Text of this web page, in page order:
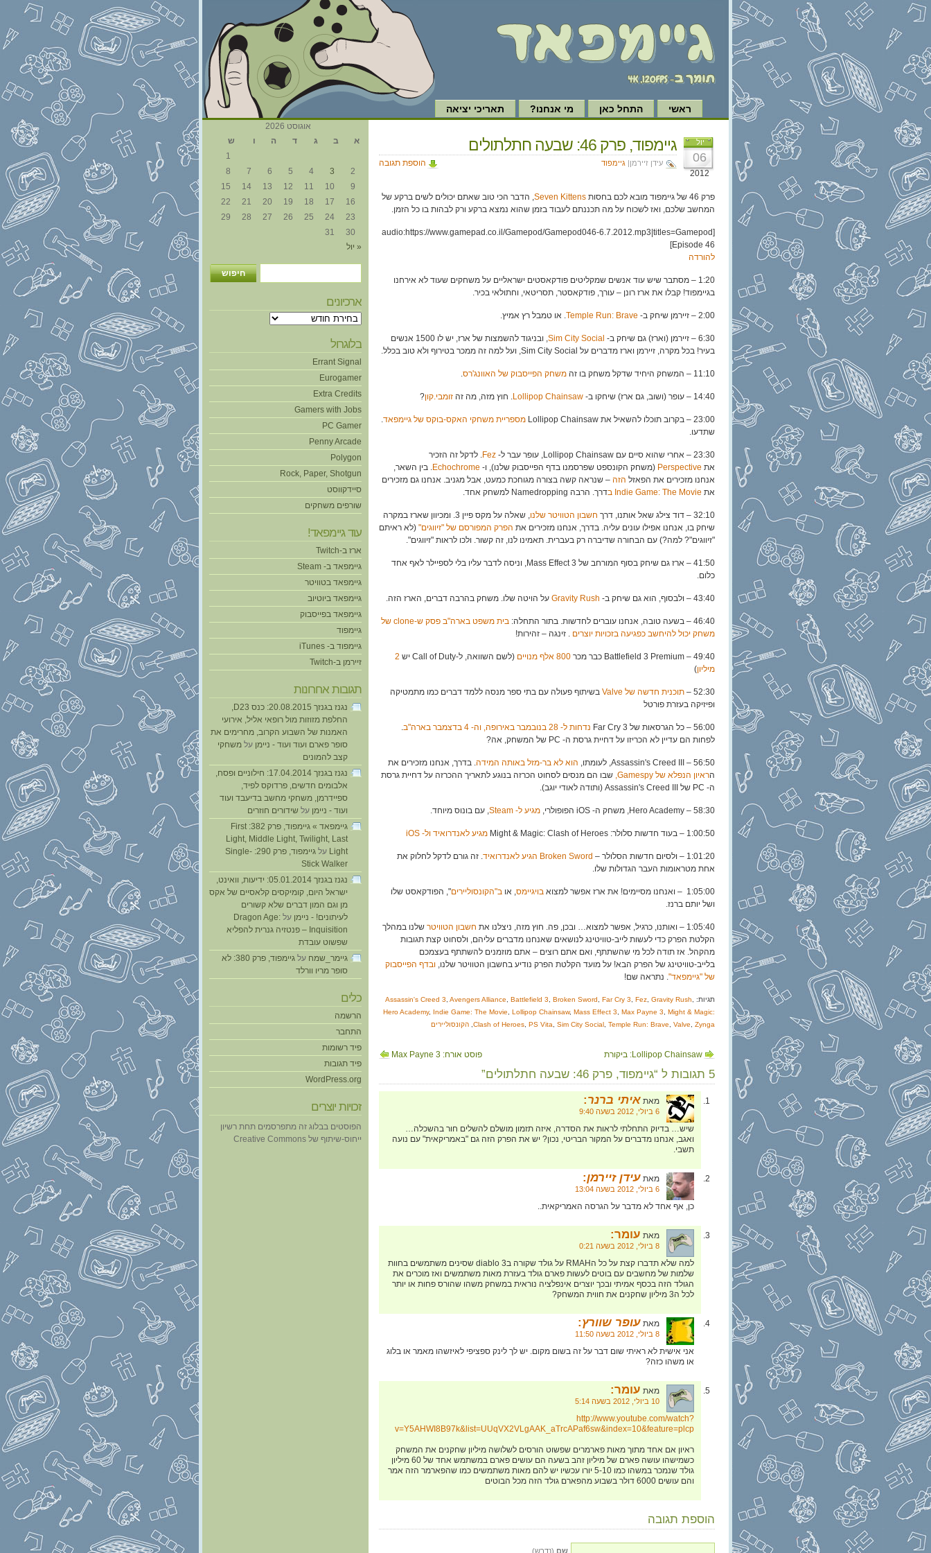
ראשי התחל כאן מי אנחנו? תאריכי יציאה
יול
06
2012
גיימפוד, פרק 46: שבעה חתלתולים
עידן זיירמן| גיימפוד הוספת תגובה
פרק 46 של גיימפוד מובא לכם בחסות Seven Kittens, הדבר הכי טוב שאתם יכולים לשים ברקע של
המחשב שלכם, ואז לשכוח על מה תכננתם לעבוד בזמן שהוא נמצא ברקע ורק לבהות בו כל הזמן.
[audio:https://www.gamepad.co.il/Gamepod/Gamepod046-6.7.2012.mp3|titles=Gamepod
Episode 46]
להורדה
1:20 – מסתבר שיש עוד אנשים שמקליטים פודקאסטים ישראליים על משחקים שעוד לא אירחנו
בגיימפוד! קבלו את ארז רונן – עורך, פודקאסטר, תסריטאי, וחתולאי בכיר.
2:00 – זיירמן שיחק ב- Temple Run: Brave. או טמבל רץ אמיץ.
6:30 – זיירמן (וארז) גם שיחק ב- Sim City Social
, ובניגוד להשמצות של ארז, יש לו 1500 אנשים
בעיר! בכל מקרה, זיירמן וארז מדברים על Sim City Social, ועל למה זה ממכר בטירוף ולא טוב בכלל.
11:10 – המשחק היחיד שדקל משחק בו זה משחק הפייסבוק של האוונג'רס.
14:40 – עופר (ושוב, גם ארז) שיחקו ב- . חוץ מזה, מה זה זומבי.קון?
23:00 – בקרוב תוכלו להשאיל את Lollipop Chainsaw מספריית משחקי האקס-בוקס של גיימפאד.
שתדעו.
23:30 – אחרי שהוא סיים עם Lollipop Chainsaw, עופר עבר ל- Fez. לדקל זה הזכיר
את Perspective (משחק הקונספט שפרסמנו בדף הפייסבוק שלנו), ו- Echochrome. בין השאר,
אנחנו מזכירים את הפאזל הזה – שנראה קשה בצורה מגוחכת כמעט, אבל מגניב. אנחנו גם מזכירים
את
דרך. הרבה Namedropping למשחק אחד.
32:10 – דוד צילג שאל אותנו, דרך חשבון הטוויטר שלנו
, שאלה על מקס פיין 3. ומכיוון שארז במקרה
שיחק בו, אנחנו אפילו עונים עליה. בדרך, אנחנו מזכירים את הפרק המפורסם של "זיווגים" (לא ראיתם
"זיווגים"? למה?) עם הבחורה שדיברה רק בעברית. תאמינו לנו, זה קשור. ולכו לראות "זיווגים".
41:50 – ארז גם שיחק בסוף המורחב של Mass Effect 3, וניסה לדבר עליו בלי לספיילר לאף אחד
כלום.
43:40 – ולבסוף, הוא גם שיחק ב- Gravity Rush על הויטה שלו. משחק בהרבה דברים, הארז הזה.
46:40 – בשעה טובה, אנחנו עוברים לחדשות. בתור התחלה:
בית משפט בארה"ב פסק ש-clone של
משחק יכול להיחשב כפגיעה בזכויות יוצרים . זינגה – זהירות!
49:40 – Battlefield 3 Premium כבר מכר 800 אלף מנויים (לשם השוואה, ל-Call of Duty יש
2
מיליון)
52:30 – תוכנית חדשה של Valve
בשיתוף פעולה עם בתי ספר מנסה ללמד דברים כמו מתמטיקה
ופיזיקה בעזרת פורטל
56:00 – כל הגרסאות של Far Cry 3 נדחות ל- 28 בנובמבר באירופה, וה- 4 בדצמבר בארה"ב
.
לפחות הם עדיין לא הכריזו על דחיית גרסת ה- PC של המשחק, אה?
56:50 – Assassin's Creed III, לעומתו, הוא לא בר-מזל באותה המידה. בדרך, אנחנו מזכירים את
הראיון הנפלא של Gamespy,
שבו הם מנסים לסחוט הכרזה בנוגע לתאריך ההכרזה על דחיית גרסת
ה- PC של Assassin's Creed III (ותודה לאודי יוגב).
58:30 – Hero Academy, משחק ה- iOS הפופולרי, מגיע ל- Steam , עם בונוס מיוחד.
1:00:50 – בעוד חדשות סלולר: Might & Magic: Clash of Heroes מגיע לאנדרואיד ול- iOS
1:01:20 – ולסיום חדשות הסלולר –
. זה גורם לדקל לחלוק את
אחת מטראומות העבר הגדולות שלו.
1:05:00 – ואנחנו מסיימים! את ארז אפשר למצוא בויגיימס, או ב"הקונסוליירים", הפודקאסט שלו
ושל יותם ברנז.
1:05:40 – ואותנו, כרגיל, אפשר למצוא… ובכן, פה. חוץ מזה, ניצלנו את חשבון הטוויטר שלנו במהלך
הקלטת הפרק כדי לעשות לייב-טוויטינג לנושאים שאנחנו מדברים עליהם, ולסחוט קצת תגובות
מהקהל. אז תודה לכל מי שהשתתף, ואם אתם רוצים – אתם מוזמנים להשתתף בעצמכם
בלייב-טוויטינג של הפרק הבא! על מועד הקלטת הפרק נודיע בחשבון הטוויטר שלנו, ובדף הפייסבוק
של "גיימפאד". נתראה שם!
תגיות: Assassin's Creed 3 Avengers Alliance Battlefield 3 Broken Sword Far Cry 3 Fez Gravity Rush
Hero Academy, Indie Game: The Movie Lollipop Chainsaw, Mass Effect 3 Max Payne 3
Might & Magic:
Clash of Heroes PS Vita Sim City Social Temple Run: Brave Valve Zynga הקונסוליירים
Lollipop Chainsaw: ביקורת פוסט אורח: Max Payne 3
5 תגובות ל “גיימפוד, פרק 46: שבעה חתלתולים”
מאת איתי ברנר:
6 ביולי, 2012 בשעה 9:40
שיש… בדיוק התחלתי לראות את הסדרה, איזה תזמון מושלם להשלים חור בהשכלה…
ואגב, אנחנו מדברים על המקור הבריטי, נכון? יש את הפרק הזה גם "באמריקאית" עם נועה
תשבי.
מאת עידן זיירמן:
6 ביולי, 2012 בשעה 13:04
כן, אף אחד לא מדבר על הגרסה האמריקאית..
מאת עומר:
8 ביולי, 2012 בשעה 0:21
למה שלא תדברו קצת על כל הRMAH על גולד שקורה בdiablo 3 שסינים משתמשים בחוות
שלמות של מחשבים עם בוטים לעשות פארם גולד בעזרת מאות משתמשים ואז מוכרים את
הגולד הזה בכסף אמיתי ובכך יוצרים אינפלציה נוראית במשחק משהו שהורס פחות או יותר
לכל ה3 מיליון שחקנים את חווית המשחק?
מאת עופר שוורץ:
8 ביולי, 2012 בשעה 11:50
אני אישית לא ראיתי שום דבר על זה בשום מקום. יש לך לינק ספציפי לאיזשהו מאמר או בלוג
או משהו כזה?
מאת עומר:
10 ביולי, 2012 בשעה 5:14
http://www.youtube.com/watch?
v=Y5AHWI8B97k&list=UUqVX2VLgAAK_aTrcAPaf6sw&index=10&feature=plcp
ראיון אם אחד מתוך מאות פארמרים שפשוט הורסים לשלושה מיליון שחקנים את המשחק
כשמישהו עושה פארם של מיליון זהב בשעה הם עושים פארם במשתמש אחד של 60 מיליון
גולד שנמכר במשהו כמו 5-10 יורו עכשיו יש להם מאות משתמשים כמו שהפארמר הזה אמר
והם עושים 6000 דולר בשבוע מהפארם גולד הזה מכל הבוטים
הוספת תגובה
שם (נדרש)
אוגוסט 2026
א
ב ג ד ה ו
ש
1
2
3
4
5
6
7
8
9
10
11
12
13
14
15
16
17
18
19
20
21
22
23
24
25
26
27
28
29
30
31
« יול
ארכיונים
ארכיונים
בלוגרול
Errant Signal
Eurogamer
Extra Credits
Gamers with Jobs
PC Gamer
Penny Arcade
Polygon
Rock, Paper, Shotgun
סיידקווסט
שורפים משחקים
עוד גיימפאד!
ארז ב-Twitch
גיימפאד ב- Steam
גיימפאד בטוויטר
גיימפאד ביוטיוב
גיימפאד בפייסבוק
גיימפוד
גיימפוד ב- iTunes
זיירמן ב-Twitch
תגובות אחרונות
נגנז בגנזך 20.08.2015: כנס D23,
החלפת מזוזות מול רופאי אליל, אירועי
האמנות של השבוע הקרוב, מחרימים את
סופר פארם ועוד ועוד - ניימן על משחקי
קצב להמונים
נגנז בגנזך 17.04.2014: חילוניים ופסח,
אלבומים חדשים, פרדוקס לפיד,
ספיידרמן, משחקי מחשב בדיעבד ועוד
ועוד - ניימן על שידורים חוזרים
גיימפאד » גיימפוד, פרק 382: First
Light, Middle Light, Twilight, Last
Light על
גיימפוד, פרק 290: Single-
Stick Walker
נגנז בגנזך 05.01.2014: ידיעות, וואינט,
ישראל היום, קומיקסים קלאסיים של אקס
מן וגם המון דברים שלא קשורים
לעיתונים! - ניימן על Dragon Age:
Inquisition – פנטזיה גנרית להפליא
שפשוט עובדת
גיימר_שמח על
גיימפוד, פרק 380: לא
סופר מריו וורלד
כלים
הרשמה
התחבר
פיד רשומות
פיד תגובות
WordPress.org
זכויות יוצרים
הפוסטים בבלוג זה מתפרסמים תחת רשיון
ייחוס-שיתוף של Creative Commons